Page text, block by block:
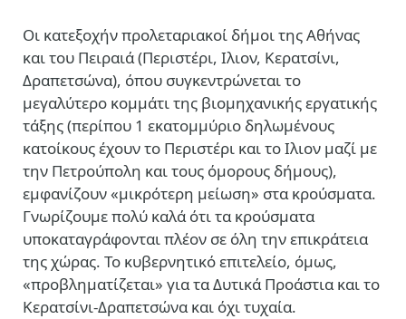
Οι κατεξοχήν προλεταριακοί δήμοι της Αθήνας
και του Πειραιά (Περιστέρι, Ιλιον, Κερατσίνι,
Δραπετσώνα), όπου συγκεντρώνεται το
μεγαλύτερο κομμάτι της βιομηχανικής εργατικής
τάξης (περίπου 1 εκατομμύριο δηλωμένους
κατοίκους έχουν το Περιστέρι και το Ιλιον μαζί με
την Πετρούπολη και τους όμορους δήμους),
εμφανίζουν «μικρότερη μείωση» στα κρούσματα.
Γνωρίζουμε πολύ καλά ότι τα κρούσματα
υποκαταγράφονται πλέον σε όλη την επικράτεια
της χώρας. Το κυβερνητικό επιτελείο, όμως,
«προβληματίζεται» για τα Δυτικά Προάστια και το
Κερατσίνι-Δραπετσώνα και όχι τυχαία.